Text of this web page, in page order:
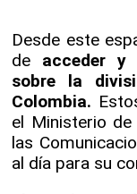
Desde este
de acceder y
sobre la
Colombia.
el Ministerio
las
al día para su